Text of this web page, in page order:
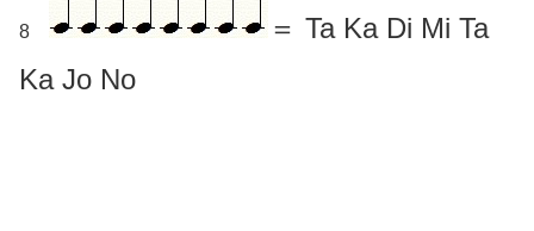
8
＝ Ta Ka Di Mi Ta
Ka Jo No